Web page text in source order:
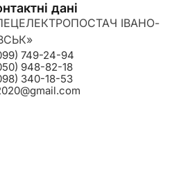
дані
ІВАНО-
749-24-94
948-82-18
340-18-53